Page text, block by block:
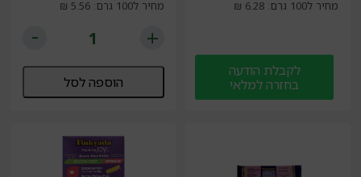
מחיר ל100 גרם: 6.28 ₪
לקבלת הודעה
בחזרה למלאי
מחיר ל100 גרם: 5.56 ₪
הוספה לסל